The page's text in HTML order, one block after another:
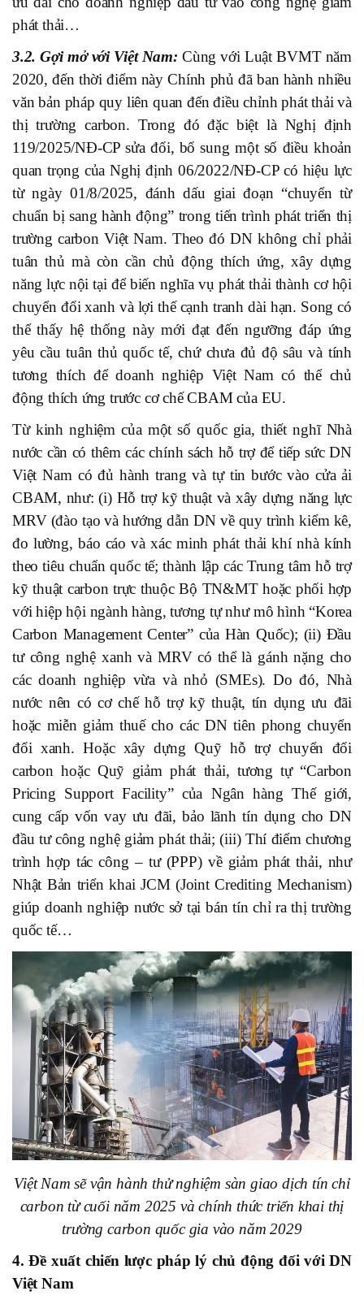
phát thải…
3.2. Gợi mở với Việt Nam: Cùng với Luật BVMT năm
2020, đến thời điểm này Chính phủ đã ban hành nhiều
văn bản pháp quy liên quan đến điều chỉnh phát thải và
thị trường carbon. Trong đó đặc biệt là Nghị định
119/2025/NĐ-CP sửa đổi, bổ sung một số điều khoản
quan trọng của Nghị định 06/2022/NĐ-CP có hiệu lực
từ ngày 01/8/2025, đánh dấu giai đoạn “chuyển từ
chuẩn bị sang hành động” trong tiến trình phát triển thị
trường carbon Việt Nam. Theo đó DN không chỉ phải
tuân thủ mà còn cần chủ động thích ứng, xây dựng
năng lực nội tại để biến nghĩa vụ phát thải thành cơ hội
chuyển đổi xanh và lợi thế cạnh tranh dài hạn. Song có
thể thấy hệ thống này mới đạt đến ngưỡng đáp ứng
yêu cầu tuân thủ quốc tế, chứ chưa đủ độ sâu và tính
tương thích để doanh nghiệp Việt Nam có thể chủ
động thích ứng trước cơ chế CBAM của EU.
Từ kinh nghiệm của một số quốc gia, thiết nghĩ Nhà
nước cần có thêm các chính sách hỗ trợ để tiếp sức DN
Việt Nam có đủ hành trang và tự tin bước vào cửa ải
CBAM, như: (i) Hỗ trợ kỹ thuật và xây dựng năng lực
MRV (đào tạo và hướng dẫn DN về quy trình kiểm kê,
đo lường, báo cáo và xác minh phát thải khí nhà kính
theo tiêu chuẩn quốc tế; thành lập các Trung tâm hỗ trợ
kỹ thuật carbon trực thuộc Bộ TN&MT hoặc phối hợp
với hiệp hội ngành hàng, tương tự như mô hình “Korea
Carbon Management Center” của Hàn Quốc); (ii) Đầu
tư công nghệ xanh và MRV có thể là gánh nặng cho
các doanh nghiệp vừa và nhỏ (SMEs). Do đó, Nhà
nước nên có cơ chế hỗ trợ kỹ thuật, tín dụng ưu đãi
hoặc miễn giảm thuế cho các DN tiên phong chuyển
đổi xanh. Hoặc xây dựng Quỹ hỗ trợ chuyển đổi
carbon hoặc Quỹ giảm phát thải, tương tự “Carbon
Pricing Support Facility” của Ngân hàng Thế giới,
cung cấp vốn vay ưu đãi, bảo lãnh tín dụng cho DN
đầu tư công nghệ giảm phát thải; (iii) Thí điểm chương
trình hợp tác công – tư (PPP) về giảm phát thải, như
Nhật Bản triển khai JCM (Joint Crediting Mechanism)
giúp doanh nghiệp nước sở tại bán tín chỉ ra thị trường
quốc tế…
Việt Nam sẽ vận hành thử nghiệm sàn giao dịch tín chỉ
carbon từ cuối năm 2025 và chính thức triển khai thị
trường carbon quốc gia vào năm 2029
4. Đề xuất chiến lược pháp lý chủ động đối với DN
Việt Nam